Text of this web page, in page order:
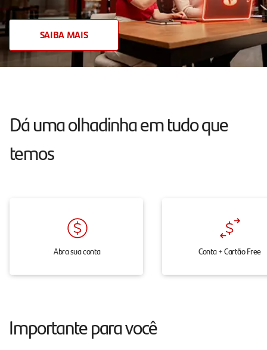
dia,
com
atendimento
chat,
onde
você
SAIBA MAIS
Dá uma olhadinha em tudo que
temos
Abra sua conta Conta + Cartão Free
Importante para você